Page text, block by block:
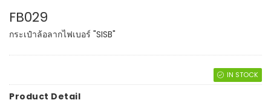
FB029
กระเป๋าล้อลากไฟเบอร์ "SISB"
IN STOCK
Product Detail